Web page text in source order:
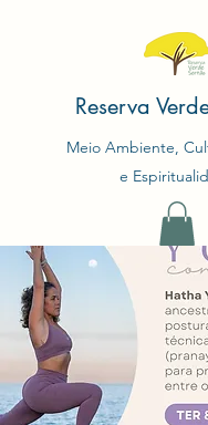
Reserva
Meio Ambiente,
e